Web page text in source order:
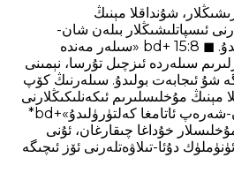
شۇنداقلا مېنىڭ
ئىسپاتلىشىڭلار بىلەن شان-
شەرەپ ئاتامغا كەلتۈرۈلىدۇ. ◼ 15:8 +bd «سىلەر مەندە
سىلەردە ئىزچىل تۇرسا، نېمىنى
شۇ ئىجابەت بولىدۇ. سىلەرنىڭ كۆپ
مېنىڭ مۇخلىسلىرىم ئىكەنلىكىڭلارنى
ئىسپاتلىشىڭلار بىلەن شان-شەرەپ ئاتامغا كەلتۈرۈلىدۇ»+bd*
مۇخلىسلار خۇداغا چىقارغان، ئۇنى
دۇئا-تىلاۋەتلەرنى ئۆز ئىچىگە